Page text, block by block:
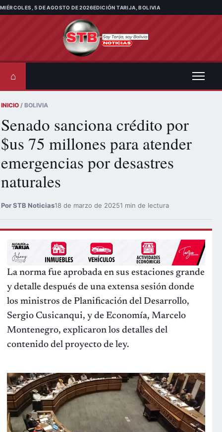
Saltar al contenido
MIÉRCOLES, 5 DE AGOSTO DE 2026EDICIÓN TARIJA, BOLIVIA
⌂
INICIO / BOLIVIA
Senado sanciona crédito por
$us 75 millones para atender
emergencias por desastres
naturales
Por STB Noticias18 de marzo de 20251 min de lectura
La norma fue aprobada en sus estaciones grande
y detalle después de una extensa sesión donde
los ministros de Planificación del Desarrollo,
Sergio Cusicanqui, y de Economía, Marcelo
Montenegro, explicaron los detalles del
contenido del proyecto de ley.